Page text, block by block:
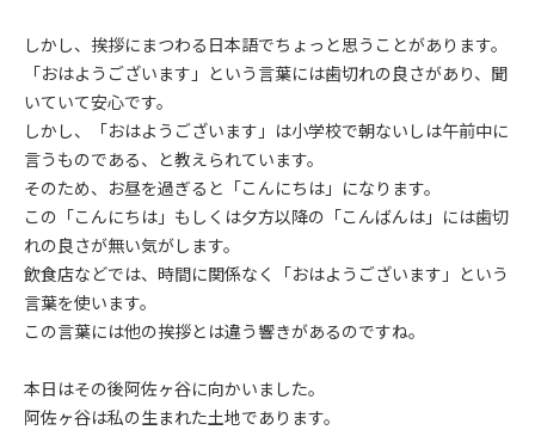
しかし、挨拶にまつわる日本語でちょっと思うことがあります。
「おはようございます」という言葉には歯切れの良さがあり、聞
いていて安心です。
しかし、「おはようございます」は小学校で朝ないしは午前中に
言うものである、と教えられています。
そのため、お昼を過ぎると「こんにちは」になります。
この「こんにちは」もしくは夕方以降の「こんばんは」には歯切
れの良さが無い気がします。
飲食店などでは、時間に関係なく「おはようございます」という
言葉を使います。
この言葉には他の挨拶とは違う響きがあるのですね。
本日はその後阿佐ヶ谷に向かいました。
阿佐ヶ谷は私の生まれた土地であります。